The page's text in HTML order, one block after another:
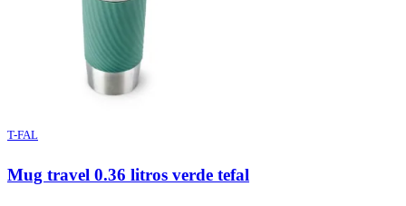
T-FAL
Mug travel 0.36 litros verde tefal